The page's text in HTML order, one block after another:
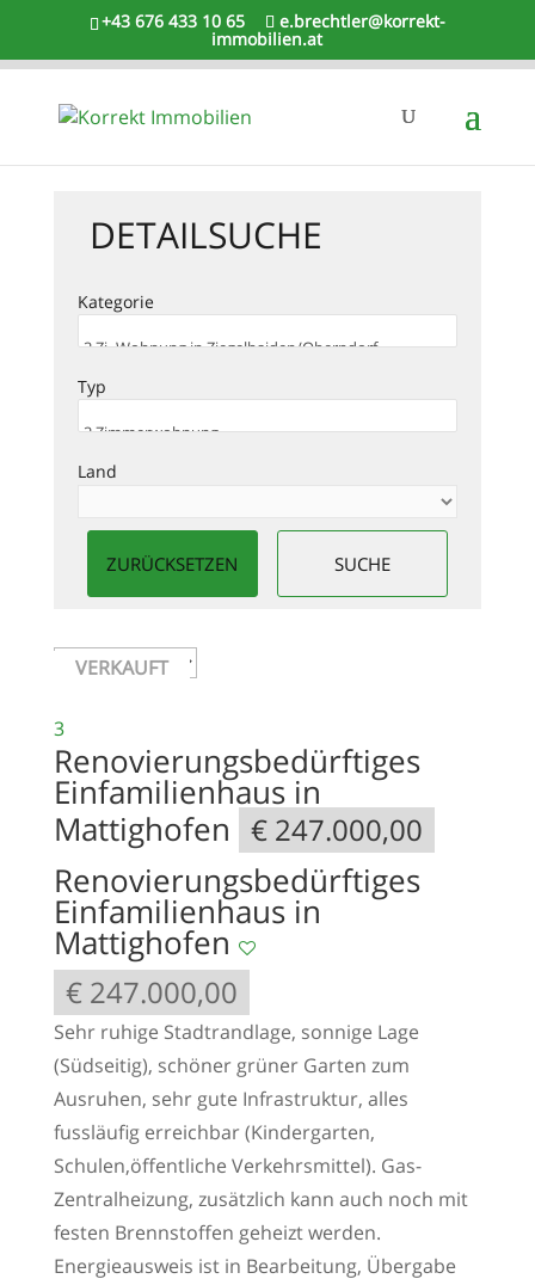
+43 676 433 10 65 e.brechtler@korrekt-
immobilien.at
DETAILSUCHE
Kategorie
Typ
Land
VERKAUFT
3
Renovierungsbedürftiges
Einfamilienhaus in
Mattighofen € 247.000,00
Renovierungsbedürftiges
Einfamilienhaus in
Mattighofen
€ 247.000,00
Sehr ruhige Stadtrandlage, sonnige Lage
(Südseitig), schöner grüner Garten zum
Ausruhen, sehr gute Infrastruktur, alles
fussläufig erreichbar (Kindergarten,
Schulen,öffentliche Verkehrsmittel). Gas-
Zentralheizung, zusätzlich kann auch noch mit
festen Brennstoffen geheizt werden.
Energieausweis ist in Bearbeitung, Übergabe
VERKAUFT